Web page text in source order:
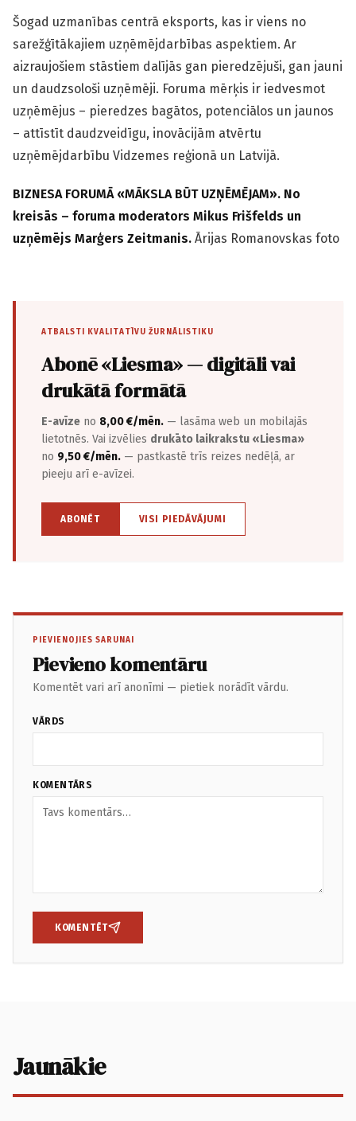
Šogad uzmanības centrā eksports, kas ir viens no
sarežģītākajiem uzņēmējdarbības aspektiem. Ar
aizraujošiem stāstiem dalījās gan pieredzējuši, gan jauni
un daudzsološi uzņēmēji. Foruma mērķis ir iedvesmot
uzņēmējus – pieredzes bagātos, potenciālos un jaunos
– attīstīt daudzveidīgu, inovācijām atvērtu
uzņēmējdarbību Vidzemes reģionā un Latvijā.
BIZNESA FORUMĀ «MĀKSLA BŪT UZŅĒMĒJAM». No
kreisās – foruma moderators Mikus Frišfelds un
uzņēmējs Marģers Zeitmanis. Ārijas Romanovskas foto
ATBALSTI KVALITATĪVU ŽURNĀLISTIKU
Abonē «Liesma» — digitāli vai
drukātā formātā
E-avīze no 8,00 €/mēn. — lasāma web un mobilajās
lietotnēs. Vai izvēlies drukāto laikrakstu «Liesma»
no 9,50 €/mēn. — pastkastē trīs reizes nedēļā, ar
pieeju arī e-avīzei.
ABONĒT VISI PIEDĀVĀJUMI
PIEVIENOJIES SARUNAI
Pievieno komentāru
Komentēt vari arī anonīmi — pietiek norādīt vārdu.
VĀRDS
KOMENTĀRS
KOMENTĒT
Jaunākie